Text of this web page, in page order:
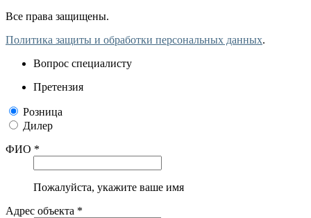
Все права защищены.
Политика защиты и обработки персональных данных.
Вопрос специалисту
Претензия
Розница
Дилер
ФИО *
Пожалуйста, укажите ваше имя
Адрес объекта *